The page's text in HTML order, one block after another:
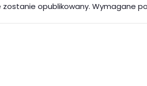
opublikowany. Wymagane